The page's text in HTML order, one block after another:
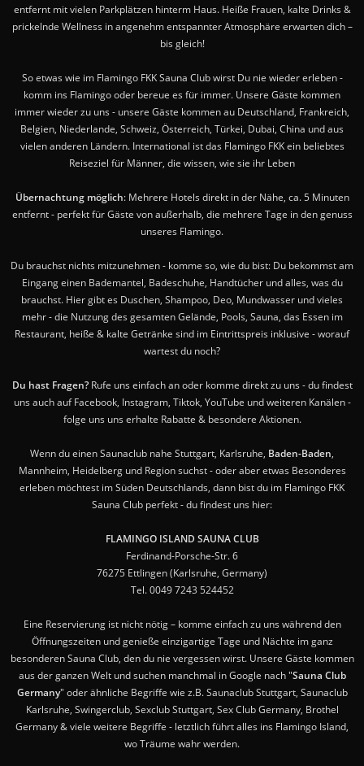
entfernt mit vielen Parkplätzen hinterm Haus. Heiße Frauen, kalte Drinks &
prickelnde Wellness in angenehm entspannter Atmosphäre erwarten dich –
bis gleich!
So etwas wie im Flamingo FKK Sauna Club wirst Du nie wieder erleben -
komm ins Flamingo oder bereue es für immer. Unsere Gäste kommen
immer wieder zu uns - unsere Gäste kommen au Deutschland, Frankreich,
Belgien, Niederlande, Schweiz, Österreich, Türkei, Dubai, China und aus
vielen anderen Ländern. International ist das Flamingo FKK ein beliebtes
Reiseziel für Männer, die wissen, wie sie ihr Leben
Übernachtung möglich: Mehrere Hotels direkt in der Nähe, ca. 5 Minuten
entfernt - perfekt für Gäste von außerhalb, die mehrere Tage in den genuss
unseres Flamingo.
Du brauchst nichts mitzunehmen - komme so, wie du bist: Du bekommst am
Eingang einen Bademantel, Badeschuhe, Handtücher und alles, was du
brauchst. Hier gibt es Duschen, Shampoo, Deo, Mundwasser und vieles
mehr - die Nutzung des gesamten Gelände, Pools, Sauna, das Essen im
Restaurant, heiße & kalte Getränke sind im Eintrittspreis inklusive - worauf
wartest du noch?
Du hast Fragen?Rufe uns einfach an oder komme direkt zu uns - du findest
uns auch auf Facebook, Instagram, Tiktok, YouTube und weiteren Kanälen -
folge uns uns erhalte Rabatte & besondere Aktionen.
Wenn du einen Saunaclub nahe Stuttgart, Karlsruhe, Baden-Baden,
Mannheim, Heidelberg und Region suchst - oder aber etwas Besonderes
erleben möchtest im Süden Deutschlands, dann bist du im Flamingo FKK
Sauna Club perfekt - du findest uns hier:
FLAMINGO ISLAND SAUNA CLUB
Ferdinand-Porsche-Str. 6
76275 Ettlingen (Karlsruhe, Germany)
Tel. 0049 7243 524452
Eine Reservierung ist nicht nötig – komme einfach zu uns während den
Öffnungszeiten und genieße einzigartige Tage und Nächte im ganz
besonderen Sauna Club, den du nie vergessen wirst. Unsere Gäste kommen
aus der ganzen Welt und suchen manchmal in Google nach "Sauna Club
Germany" oder ähnliche Begriffe wie z.B. Saunaclub Stuttgart, Saunaclub
Karlsruhe, Swingerclub, Sexclub Stuttgart, Sex Club Germany, Brothel
Germany & viele weitere Begriffe - letztlich führt alles ins Flamingo Island,
wo Träume wahr werden.